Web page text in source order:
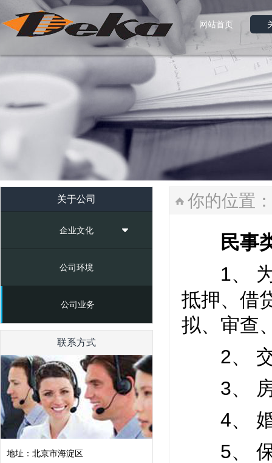
网站首页
网站首页
关于公司
企业文化
公司环境
公司业务
联系方式
地址：北京市海淀区
你的位置：
民事
1、 为
抵押、借
拟、审查
2、 交
3、 房
4、 婚
5、 保